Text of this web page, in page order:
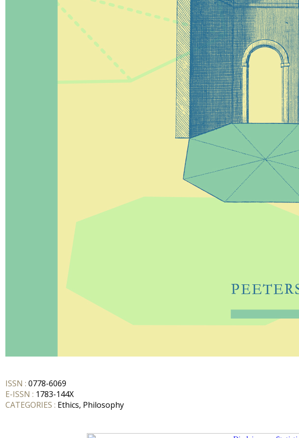
ISSN : 0778-6069
E-ISSN : 1783-144X
CATEGORIES : Ethics, Philosophy